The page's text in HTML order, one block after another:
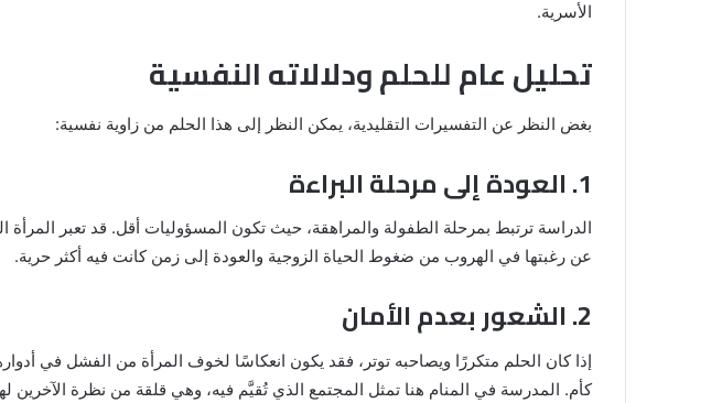
الأسرية.
تحليل عام للحلم ودلالاته النفسية
بغض النظر عن التفسيرات التقليدية، يمكن النظر إلى هذا الحلم من زاوية نفسية:
1. العودة إلى مرحلة البراءة
الدراسة ترتبط بمرحلة الطفولة والمراهقة، حيث تكون المسؤوليات أقل. قد تعبر المرأة
عن رغبتها في الهروب من ضغوط الحياة الزوجية والعودة إلى زمن كانت فيه أكثر حرية.
2. الشعور بعدم الأمان
إذا كان الحلم متكررًا ويصاحبه توتر، فقد يكون انعكاسًا لخوف المرأة من الفشل في
كأم. المدرسة في المنام هنا تمثل المجتمع الذي تُقيَّم فيه، وهي قلقة من نظرة الآخرين